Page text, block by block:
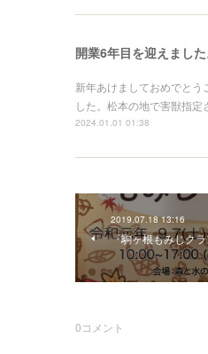
開業6年目を迎えました
新年あけましておめでと
した。松本の地で害獣指
2024.01.01 01:38
2019.07.18 13:16
『駒ヶ根もみじク
0コメント